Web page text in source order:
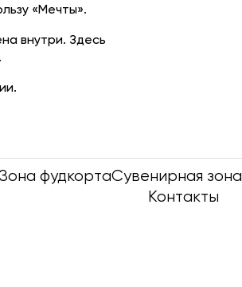
«Мечты».
внутри. Здесь
Зона фудкортаСувенирная зона
Контакты